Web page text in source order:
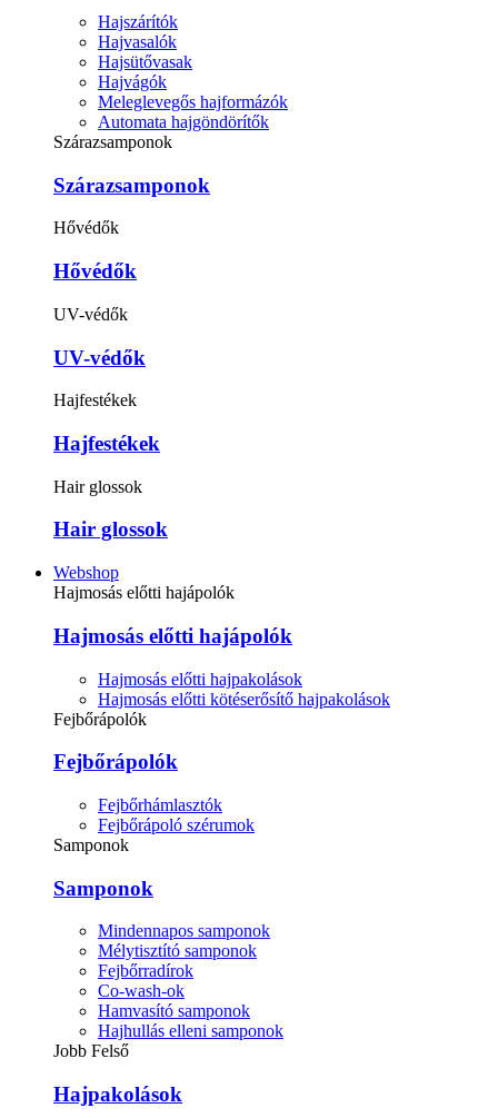
Hajszárítók
Hajvasalók
Hajsütővasak
Hajvágók
Meleglevegős hajformázók
Automata hajgöndörítők
Szárazsamponok
Szárazsamponok
Hővédők
Hővédők
UV-védők
UV-védők
Hajfestékek
Hajfestékek
Hair glossok
Hair glossok
Webshop
Hajmosás előtti hajápolók
Hajmosás előtti hajápolók
Hajmosás előtti hajpakolások
Hajmosás előtti kötéserősítő hajpakolások
Fejbőrápolók
Fejbőrápolók
Fejbőrhámlasztók
Fejbőrápoló szérumok
Samponok
Samponok
Mindennapos samponok
Mélytisztító samponok
Fejbőrradírok
Co-wash-ok
Hamvasító samponok
Hajhullás elleni samponok
Jobb Felső
Hajpakolások